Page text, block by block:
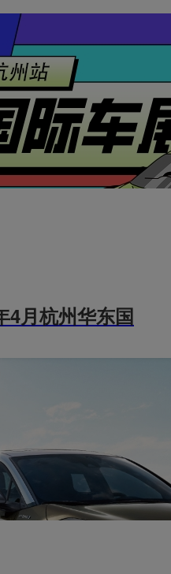
4月杭州华东国